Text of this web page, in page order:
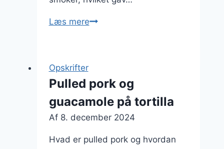
Læs merePulled
til
en
saftig
Opskrifter
Pulled pork og
guacamole på tortilla
Af 8. december 2024
Hvad er pulled pork og hvordan